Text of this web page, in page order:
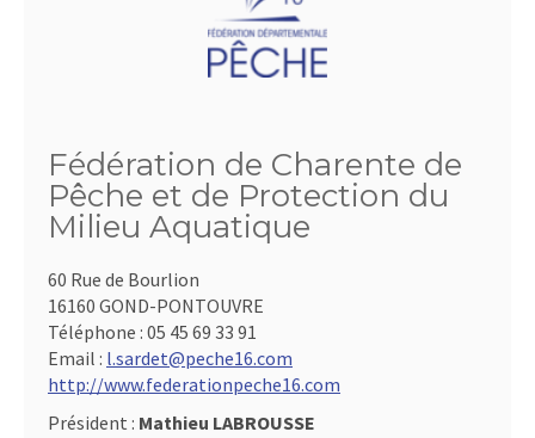
Fédération de Charente de
Pêche et de Protection du
Milieu Aquatique
60 Rue de Bourlion
16160 GOND-PONTOUVRE
Téléphone : 05 45 69 33 91
Email : l.sardet@peche16.com
http://www.federationpeche16.com
Président : Mathieu LABROUSSE